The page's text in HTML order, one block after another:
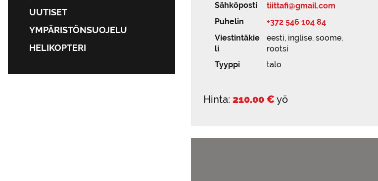
UUTISET
YMPÄRISTÖNSUOJELU
HELIKOPTERI
Sähköposti
tiittafi@gmail.com
Puhelin
+372 546 104 84
Viestintäkie
li
eesti, inglise, soome,
rootsi
Tyyppi
talo
Hinta: 210.00 € yö